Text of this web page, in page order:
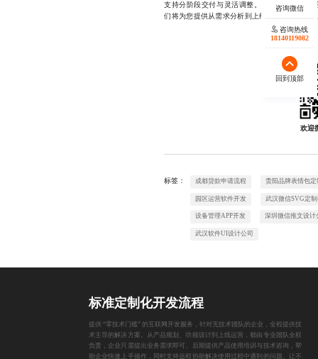
支持分阶段交付与灵活调整。如果您正在考虑
们将为您提供从需求分析到上线维护的一站式
欢迎
标签： 成都贷款申请流程 贵阳品牌表情包定
园区运营软件开发 武汉微信SVG定
设备管理APP开发 深圳微信推文设计
武汉软件UI设计公司
咨询热线
18140119082
回到顶部
标准定制化开发流程
提供 “零技术门槛” 的互联网开发服务，针对无技术团队的企业，全程提供技
术主导的解决方案。从产品规划、功能设计到上线运营，都由专业团队全权
负责，企业只需提出业务需求即可。后期提供产品使用培训与技术咨询，帮
助企业快速上手操作，同时支持远程协助解决使用过程中遇到的问题。让不